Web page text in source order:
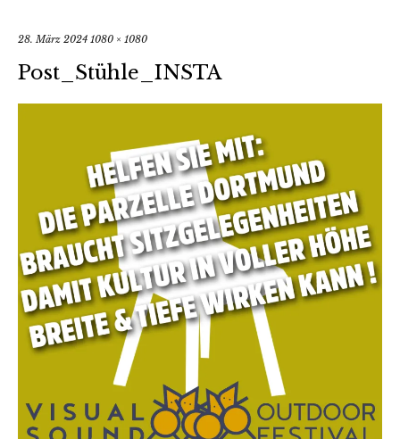
28. März 2024 1080 × 1080
Post_Stühle_INSTA